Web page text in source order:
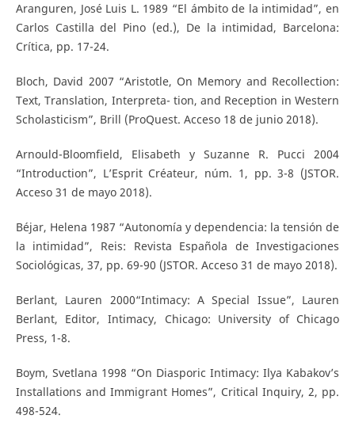
Aranguren, José Luis L. 1989 “El ámbito de la intimidad”, en
Carlos Castilla del Pino (ed.), De la intimidad, Barcelona:
Crítica, pp. 17-24.
Bloch, David 2007 “Aristotle, On Memory and Recollection:
Text, Translation, Interpreta- tion, and Reception in Western
Scholasticism”, Brill (ProQuest. Acceso 18 de junio 2018).
Arnould-Bloomfield, Elisabeth y Suzanne R. Pucci 2004
“Introduction”, L’Esprit Créateur, núm. 1, pp. 3-8 (JSTOR.
Acceso 31 de mayo 2018).
Béjar, Helena 1987 “Autonomía y dependencia: la tensión de
la intimidad”, Reis: Revista Española de Investigaciones
Sociológicas, 37, pp. 69-90 (JSTOR. Acceso 31 de mayo 2018).
Berlant, Lauren 2000“Intimacy: A Special Issue”, Lauren
Berlant, Editor, Intimacy, Chicago: University of Chicago
Press, 1-8.
Boym, Svetlana 1998 “On Diasporic Intimacy: Ilya Kabakov’s
Installations and Immigrant Homes”, Critical Inquiry, 2, pp.
498-524.